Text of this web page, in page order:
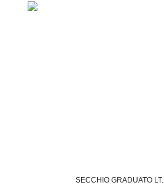
SECCHIO GRADUATO